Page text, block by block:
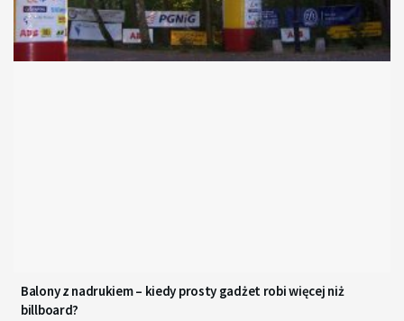
Balony z nadrukiem – kiedy prosty gadżet robi więcej niż
billboard?